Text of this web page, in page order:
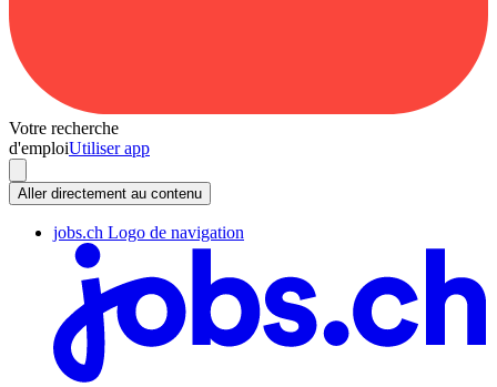
Votre recherche
d'emploiUtiliser app
Aller directement au contenu
jobs.ch Logo de navigation